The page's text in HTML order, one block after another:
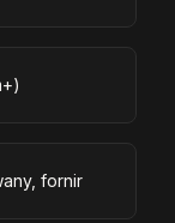
fornir